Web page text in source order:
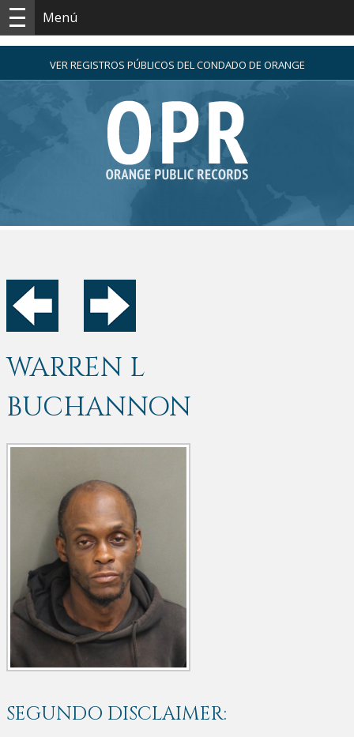
Menú
VER REGISTROS PÚBLICOS DEL CONDADO DE ORANGE
WARREN L
BUCHANNON
SEGUNDO DISCLAIMER: